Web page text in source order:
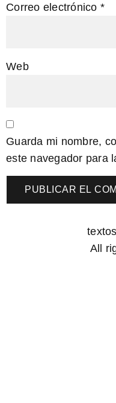
Correo electrónico *
Web
Guarda mi nombre,
este navegador para
All